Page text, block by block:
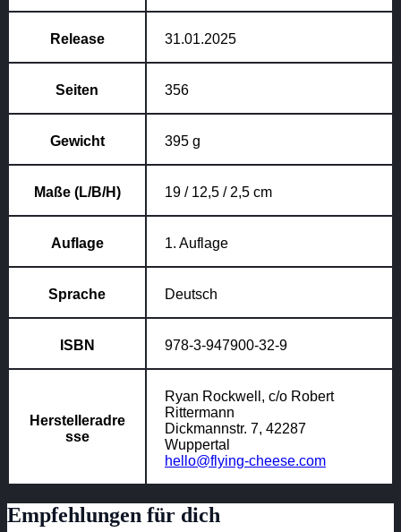
Release 31.01.2025
Seiten 356
Gewicht 395 g
Maße (L/B/H) 19 / 12,5 / 2,5 cm
Auflage 1. Auflage
Sprache Deutsch
ISBN 978-3-947900-32-9
Herstelleradre
sse
Ryan Rockwell, c/o Robert
Rittermann
Dickmannstr. 7, 42287
Wuppertal
hello@flying-cheese.com
Empfehlungen für dich